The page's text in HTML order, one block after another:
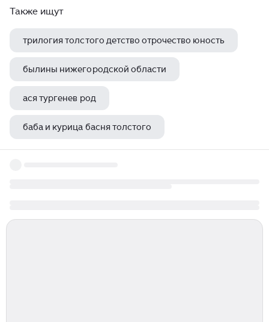
Также ищут
трилогия толстого детство отрочество юность
былины нижегородской области
ася тургенев род
баба и курица басня толстого